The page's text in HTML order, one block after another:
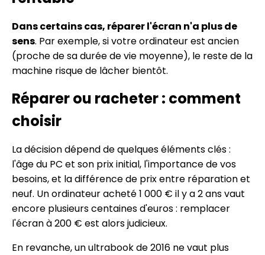
Dans certains cas, réparer l'écran n'a plus de
sens. Par exemple, si votre ordinateur est ancien
(proche de sa durée de vie moyenne), le reste de la
machine risque de lâcher bientôt.
Réparer ou racheter : comment
choisir
La décision dépend de quelques éléments clés :
l'âge du PC et son prix initial, l'importance de vos
besoins, et la différence de prix entre réparation et
neuf. Un ordinateur acheté 1 000 € il y a 2 ans vaut
encore plusieurs centaines d'euros : remplacer
l'écran à 200 € est alors judicieux.
En revanche, un ultrabook de 2016 ne vaut plus